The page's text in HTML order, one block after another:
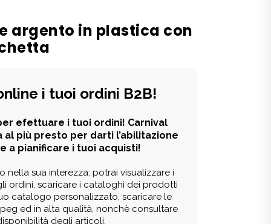
argento in plastica con
i tuoi ordini B2B!
efettuare i tuoi ordini! Carnival
più presto per darti l’abilitazione
a pianificare i tuoi acquisti!
nella sua interezza: potrai visualizzare i
ordini, scaricare i cataloghi dei prodotti
catalogo personalizzato, scaricare le
ed in alta qualità, nonchè consultare
degli articoli.